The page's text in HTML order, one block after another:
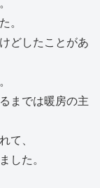
。
どしたことがあ
までは暖房の主
て、
した。